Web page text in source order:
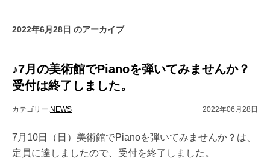
2022年6月28日 のアーカイブ
♪7月の美術館でPianoを弾いてみませんか？
受付は終了しました。
カテゴリー:NEWS 2022年06月28日
7月10日（日）美術館でPianoを弾いてみませんか？は、
定員に達しましたので、受付を終了しました。